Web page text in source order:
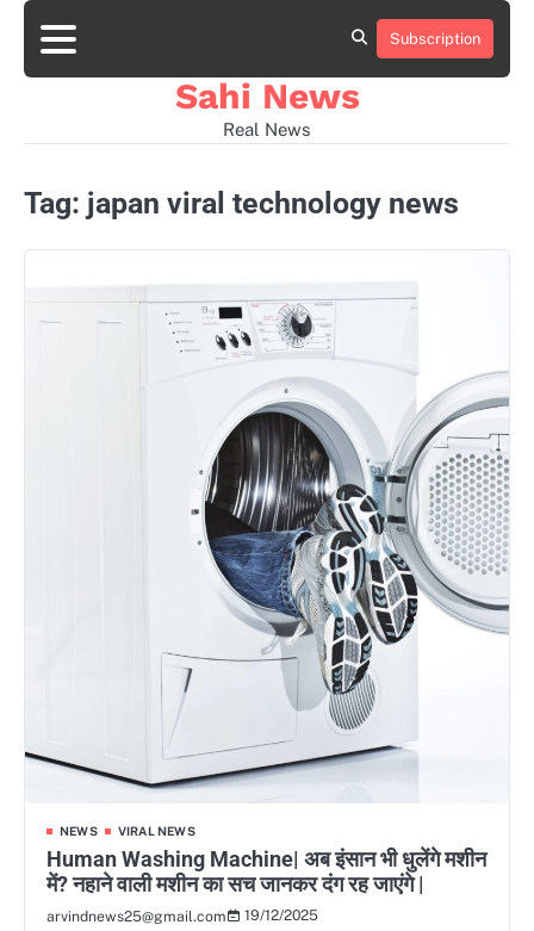
Skip
content
Home
news
viral
sports
desi
Subscription
Sahi News
Real News
Tag: japan viral technology news
NEWS VIRAL NEWS
Human Washing Machine| अब इंसान भी धुलेंगे मशीन
में? नहाने वाली मशीन का सच जानकर दंग रह जाएंगे |
arvindnews25@gmail.com
19/12/2025